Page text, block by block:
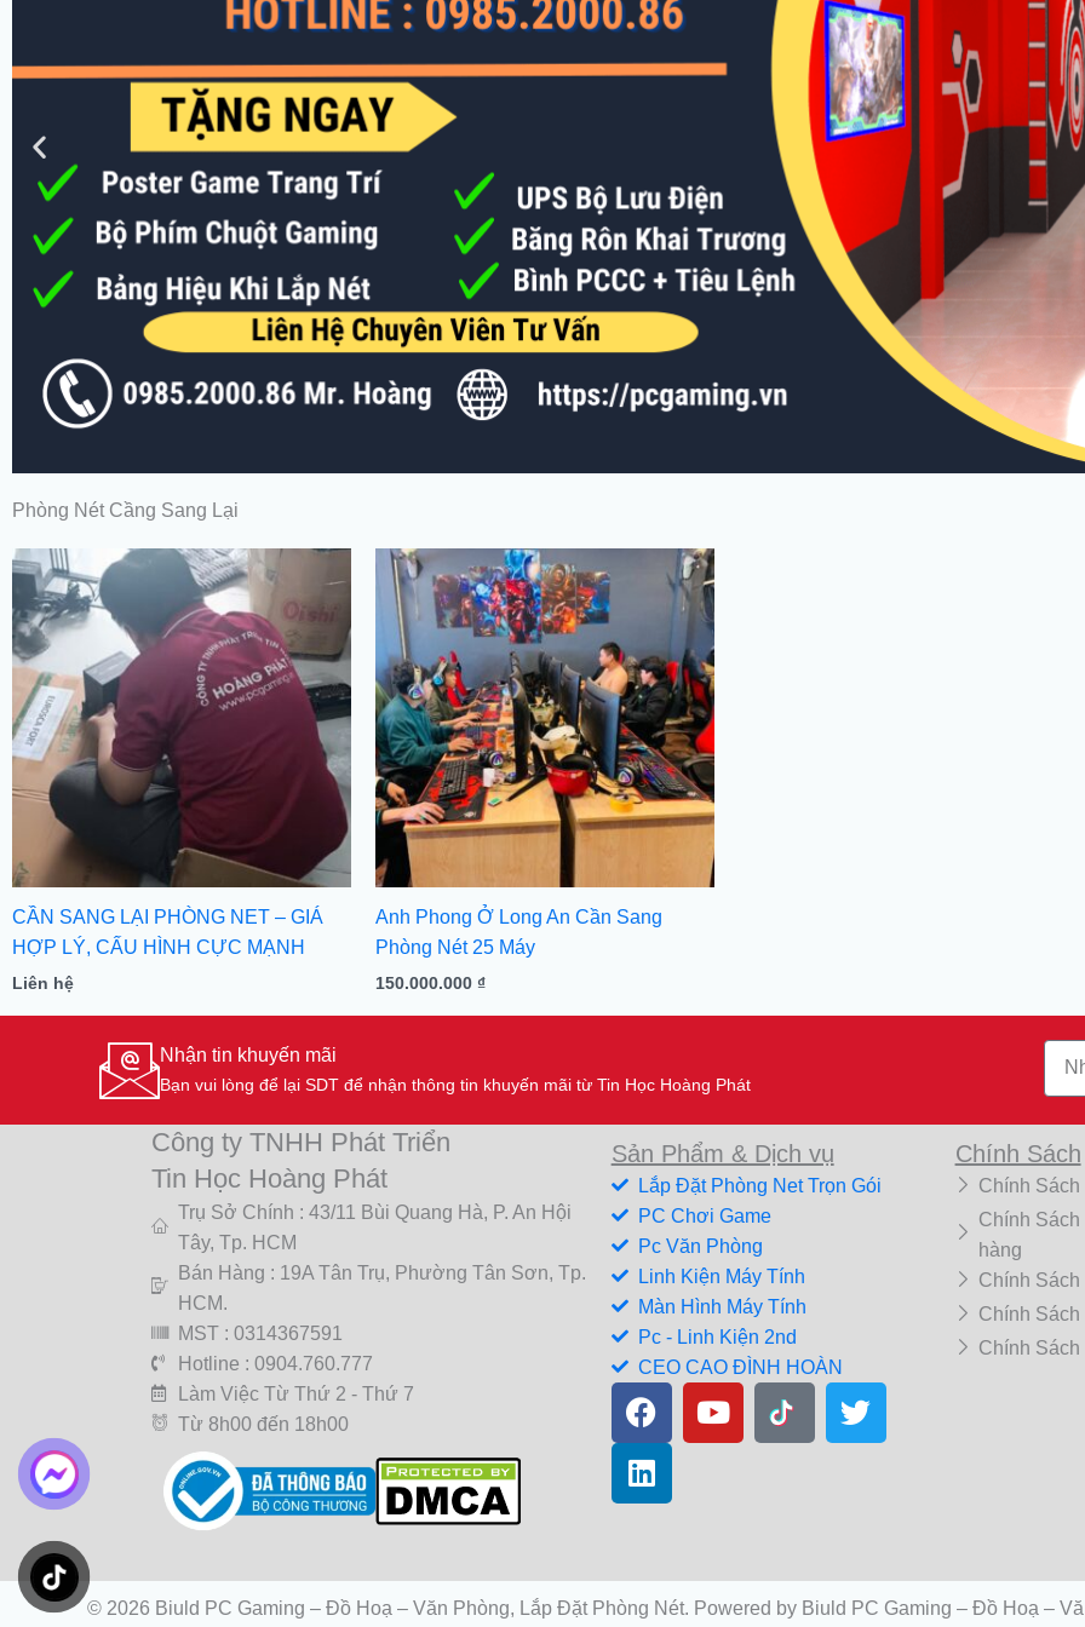
Phòng Nét Cầng Sang Lại
CẦN SANG LẠI PHÒNG NET – GIÁ
HỢP LÝ, CẤU HÌNH CỰC MẠNH
Liên hệ
Anh Phong Ở Long An Cần Sang
Phòng Nét 25 Máy
150.000.000 ₫
Nhận tin khuyến mãi
Bạn vui lòng để lại SDT để nhận thông tin khuyến mãi từ Tin Học Hoàng Phát
Công ty TNHH Phát Triển
Tin Học Hoàng Phát
Trụ Sở Chính : 43/11 Bùi Quang Hà, P. An Hội
Tây, Tp. HCM
Bán Hàng : 19A Tân Trụ, Phường Tân Sơn, Tp.
HCM.
MST : 0314367591
Hotline : 0904.760.777
Làm Việc Từ Thứ 2 - Thứ 7
Từ 8h00 đến 18h00
Sản Phẩm & Dịch vụ
Lắp Đặt Phòng Net Trọn Gói
PC Chơi Game
Pc Văn Phòng
Linh Kiện Máy Tính
Màn Hình Máy Tính
Pc - Linh Kiện 2nd
CEO CAO ĐÌNH HOÀN
F
a
c
e
o
k
Y
o
e
T
w
r
L
i
n
k
i
n
Chính Sách
Chính
Chính
hàng
Chính Sách
Chính Sách
Chính Sách
© 2026 Biuld PC Gaming – Đồ Hoạ – Văn Phòng, Lắp Đặt Phòng Nét. Powered by Biuld PC Gaming – Đồ Hoạ –